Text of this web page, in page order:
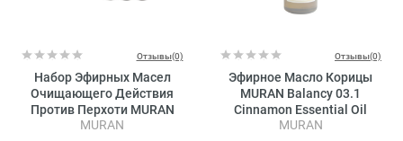
Отзывы(0)
Набор Эфирных Масел
Очищающего Действия
Против Перхоти MURAN
Purify 04 Purifying Anti-
MURAN
Отзывы(0)
Эфирное Масло Корицы
MURAN Balancy 03.1
Cinnamon Essential Oil
MURAN